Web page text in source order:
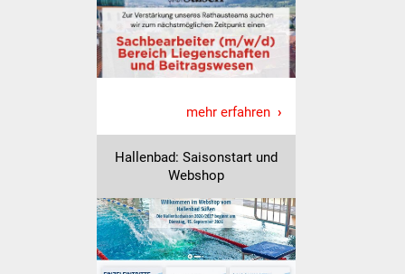
mehr erfahren
Hallenbad: Saisonstart und
Webshop